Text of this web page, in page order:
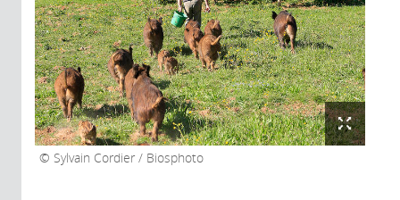
Sylvain Cordier / Biosphoto